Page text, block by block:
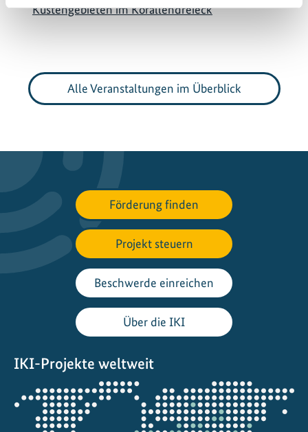
Küstengebieten im Korallendreieck
Alle Veranstaltungen im Überblick
Förderung finden
Projekt steuern
Beschwerde einreichen
Über die IKI
IKI-Projekte weltweit
Öffnet
die
Projektkarte